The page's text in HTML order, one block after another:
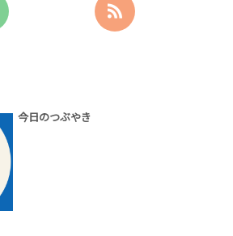
今日のつぶやき